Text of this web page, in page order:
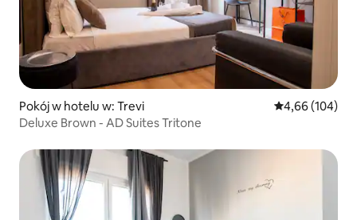
Pokój w hotelu w: Trevi Średnia
4,66 (104)
Deluxe Brown - AD Suites Tritone